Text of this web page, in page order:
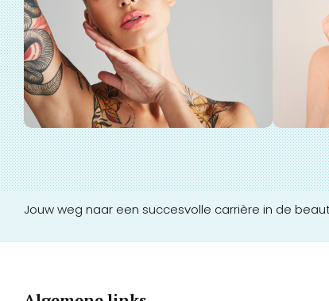
Jouw weg naar een succesvolle carrière in de